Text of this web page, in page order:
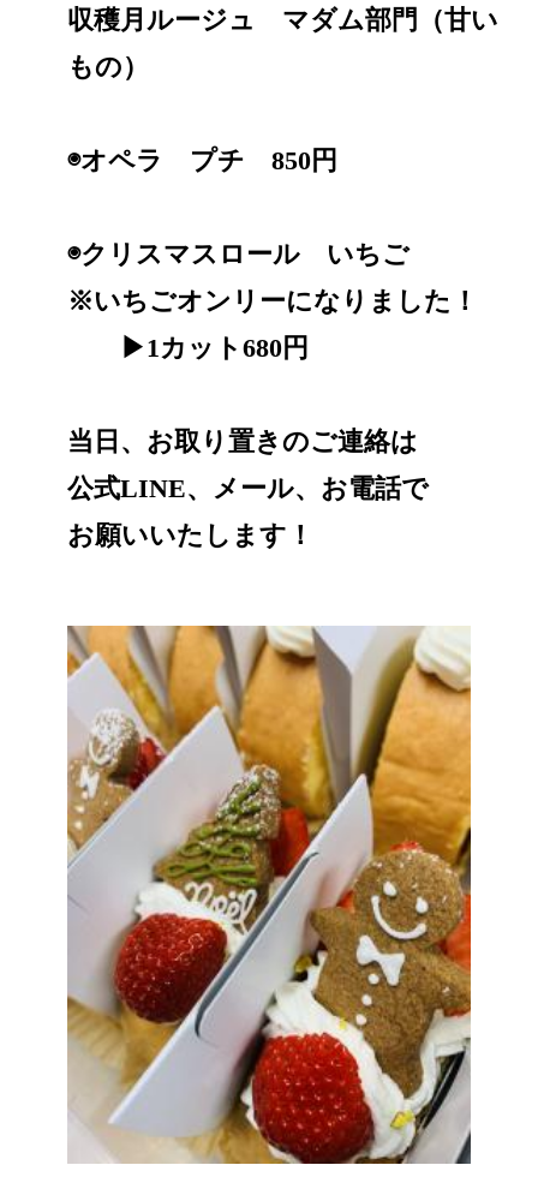
収穫月ルージュ マダム部門（甘い
もの）
◉オペラ プチ 850円
◉クリスマスロール いちご
※いちごオンリーになりました！
▶︎1カット680円
当日、お取り置きのご連絡は
公式LINE、メール、お電話で
お願いいたします！